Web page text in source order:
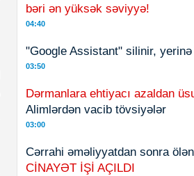
bəri ən yüksək səviyyə!
04:40
"Google Assistant" silinir, yerinə
03:50
Dərmanlara ehtiyacı azaldan
Alimlərdən vacib tövsiyələr
03:00
Cərrahi əməliyyatdan sonra
CİNAYƏT İŞİ AÇILDI